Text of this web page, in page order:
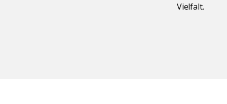
Vielfalt.